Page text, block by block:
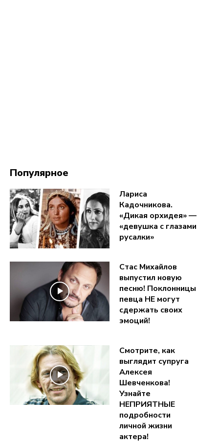
Популярное
Лариса
Кадочникова.
«Дикая орхидея» —
«девушка с глазами
русалки»
Стас Михайлов
выпустил новую
песню! Поклонницы
певца НЕ могут
сдержать своих
эмоций!
Смотрите, как
выглядит супруга
Алексея
Шевченкова!
Узнайте
НЕПРИЯТНЫЕ
подробности
личной жизни
актера!